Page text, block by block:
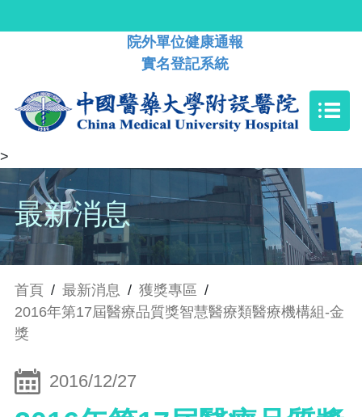
院外單位健康通報
實名登記系統
>
最新消息
首頁 / 最新消息 / 獲獎專區 /
2016年第17屆醫療品質獎智慧醫療類醫療機構組-金
獎
2016/12/27